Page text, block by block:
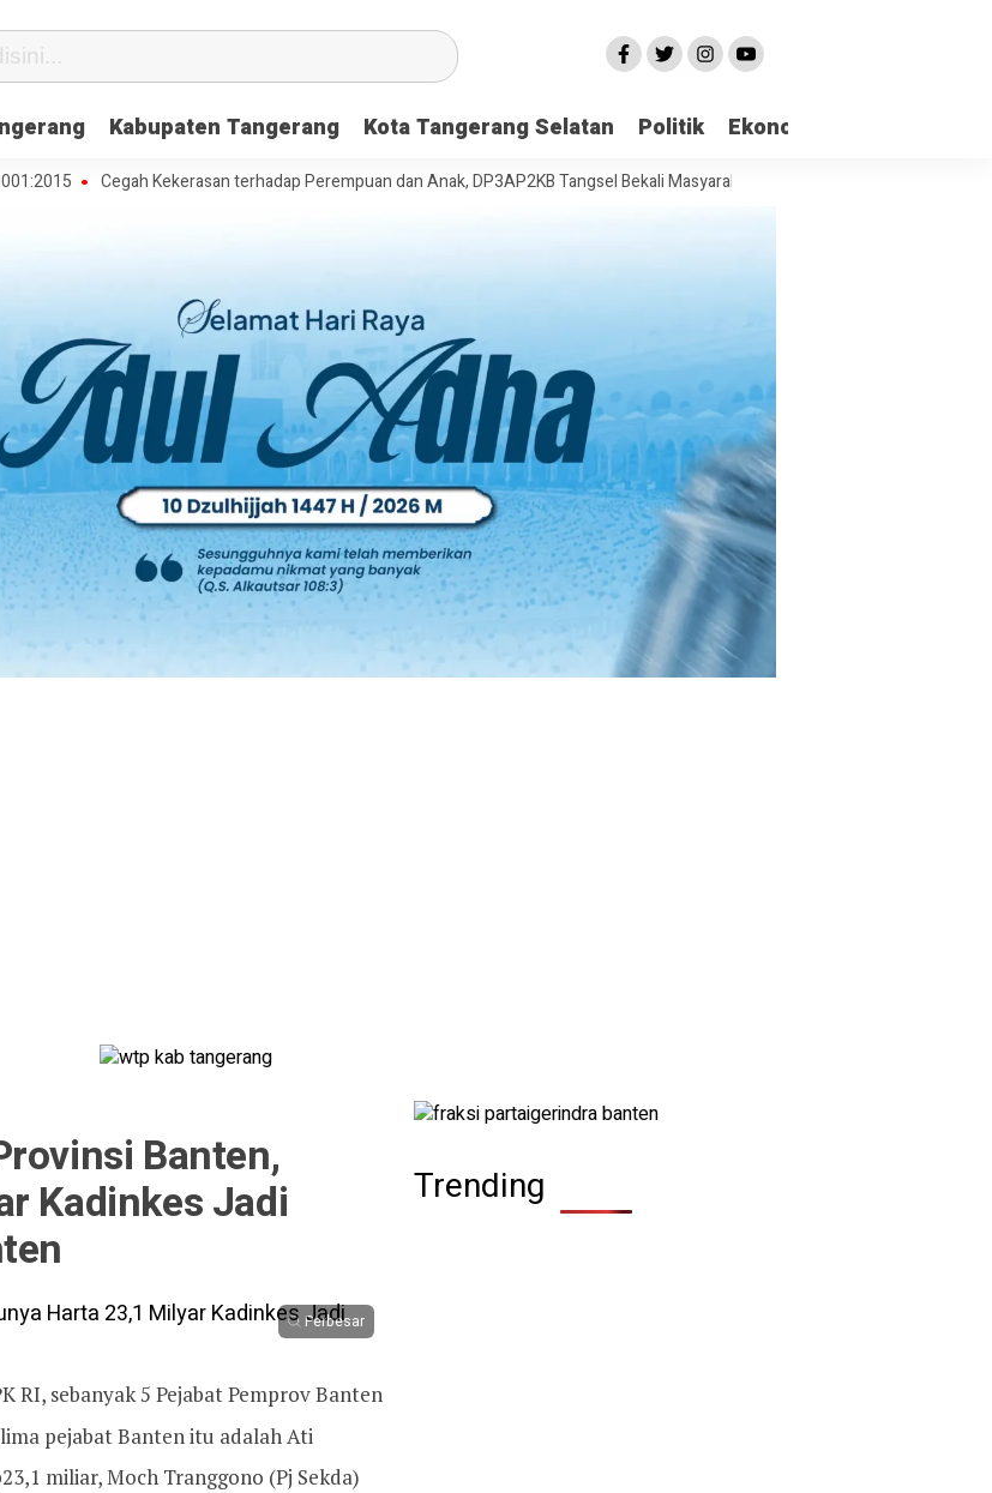
Kabupaten Tangerang Kota Tangerang Selatan Politik Ekonomi
Cegah Kekerasan terhadap Perempuan dan Anak, DP3AP2KB Tangsel Bekali Masyarakat Manajemen Stres dan Dukungan
Banten,
Kadinkes Jadi
Perbesar
RI, sebanyak 5 Pejabat Pemprov Banten
pejabat Banten itu adalah Ati
miliar, Moch Tranggono (Pj Sekda)
Trending